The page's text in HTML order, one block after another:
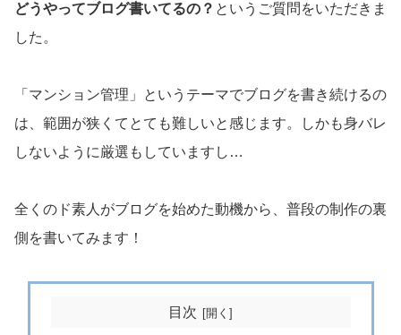
どうやってブログ書いてるの？ というご質問をいただきま
した。
「マンション管理」というテーマでブログを書き続けるの
は、範囲が狭くてとても難しいと感じます。しかも身バレ
しないように厳選もしていますし…
全くのド素人がブログを始めた動機から、普段の制作の裏
側を書いてみます！
目次